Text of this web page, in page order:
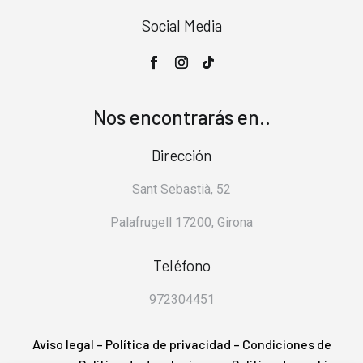
Social Media
Nos encontrarás en..
Dirección
Sant Sebastià, 52
Palafrugell 17200, Girona
Teléfono
972304451
Aviso legal – Política de privacidad – Condiciones de